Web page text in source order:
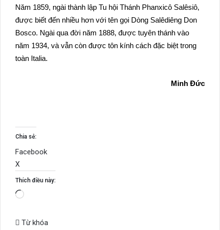
Năm 1859, ngài thành lập Tu hội Thánh Phanxicô Salêsiô,
được biết đến nhiều hơn với tên gọi Dòng Salêdiêng Don
Bosco. Ngài qua đời năm 1888, được tuyên thánh vào
năm 1934, và vẫn còn được tôn kính cách đặc biệt trong
toàn Italia.
Minh Đức
Chia sẻ:
Facebook
X
Thích điều này:
Đang
Từ khóa